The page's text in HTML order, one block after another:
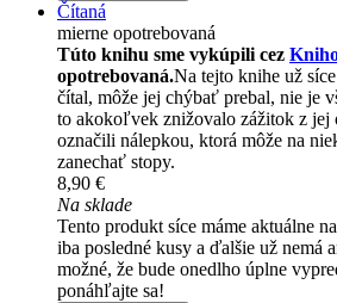
Čítaná
mierne opotrebovaná
Túto knihu sme vykúpili cez
opotrebovaná.Na tejto knihe už
čítal, môže jej chýbať prebal, nie je
to akokoľvek znižovalo zážitok z jej
označili nálepkou, ktorá môže na
zanechať stopy.
8,90 €
Na sklade
Tento produkt síce máme aktuálne
iba posledné kusy a ďalšie už nemá
možné, že bude onedlho úplne
ponáhľajte sa!